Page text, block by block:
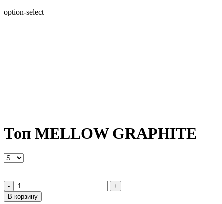
option-select
Топ MELLOW GRAPHITE
-
+
В корзину